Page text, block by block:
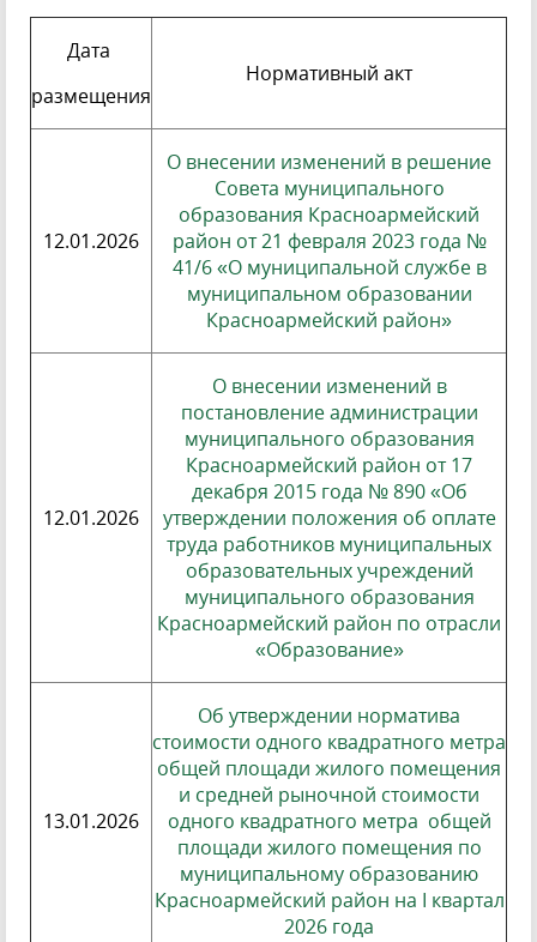
Дата
размещения
Нормативный акт
12.01.2026
О внесении изменений в решение
Совета муниципального
образования Красноармейский
район от 21 февраля 2023 года №
41/6 «О муниципальной службе в
муниципальном образовании
Красноармейский район»
12.01.2026
О внесении изменений в
постановление администрации
муниципального образования
Красноармейский район от 17
декабря 2015 года № 890 «Об
утверждении положения об оплате
труда работников муниципальных
образовательных учреждений
муниципального образования
Красноармейский район по отрасли
«Образование»
13.01.2026
Об утверждении норматива
стоимости одного квадратного метра
общей площади жилого помещения
и средней рыночной стоимости
одного квадратного метра общей
площади жилого помещения по
муниципальному образованию
Красноармейский район на I квартал
2026 года